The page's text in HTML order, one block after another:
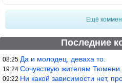
Ещё
Последние
08:25 Да и молодец, деваха то.
19:24 Сочувствую жителям Тюмени. У
09:22 Ни какой зависимости нет,